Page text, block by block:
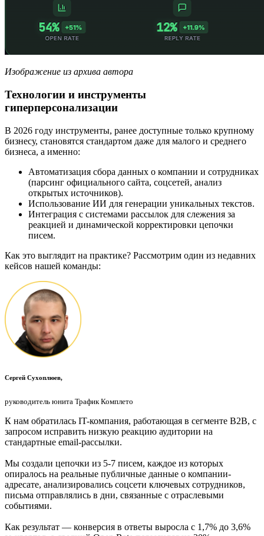
Изображение из архива автора
Технологии и инструменты
гиперперсонализации
В 2026 году инструменты, ранее доступные только крупному
бизнесу, становятся стандартом даже для малого и среднего
бизнеса, а именно:
Автоматизация сбора данных о компании и сотрудниках
(парсинг официального сайта, соцсетей, анализ
открытых источников).
Использование ИИ для генерации уникальных текстов.
Интеграция с системами рассылок для слежения за
реакцией и динамической корректировки цепочки
писем.
Как это выглядит на практике? Рассмотрим один из недавних
кейсов нашей команды:
Сергей Сухоплюев,
руководитель юнита Трафик Комплето
К нам обратилась IT-компания, работающая в сегменте B2B, с
запросом исправить низкую реакцию аудитории на
стандартные email-рассылки.
Мы создали цепочки из 5-7 писем, каждое из которых
опиралось на реальные публичные данные о компании-
адресате, анализировались соцсети ключевых сотрудников,
письма отправлялись в дни, связанные с отраслевыми
событиями.
Как результат — конверсия в ответы выросла с 1,7% до 3,6%